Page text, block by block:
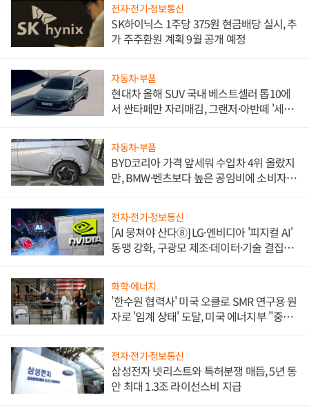
전자·전기·정보통신
SK하이닉스 1주당 375원 현금배당 실시, 추
가 주주환원 계획 9월 공개 예정
자동차·부품
현대차 올해 SUV 국내 베스트셀러 톱10에
서 싼타페만 자리매김, 그랜저·아반떼 '세단
자동차·부품
BYD코리아 가격 앞세워 수입차 4위 올랐지
만, BMW·벤츠보다 높은 공임비에 소비자
전자·전기·정보통신
[AI 뭉쳐야 산다⑧] LG·엔비디아 '피지컬 AI'
동맹 강화, 구광모 제조·데이터·기술 결집
화학·에너지
'한수원 협력사' 미국 오클로 SMR 연구용 원
자로 '임계 상태' 도달, 미국 에너지부 "중요
전자·전기·정보통신
삼성전자 넷리스트와 특허분쟁 매듭, 5년 동
안 최대 1.3조 라이선스비 지급